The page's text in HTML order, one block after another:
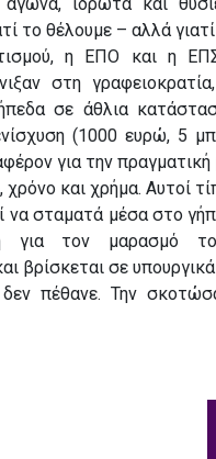
το θέλουμε – αλλά
η ΕΠΟ και η ΕΠΣ
στη
σε άθλια
(1000 ευρώ, 5
για την
και χρήμα. Αυτοί
να σταματά μέσα στο
για τον μαρασμό
βρίσκεται σε υπουργικά
πέθανε. Την